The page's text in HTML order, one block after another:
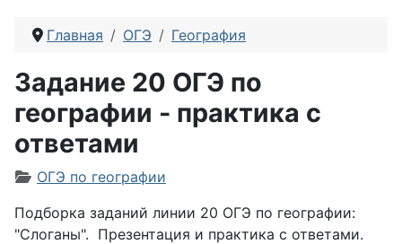
Главная ОГЭ География
Задание 20 ОГЭ по
географии - практика с
ответами
Информация о материале
ОГЭ по географии
Подборка заданий линии 20 ОГЭ по географии:
"Слоганы". Презентация и практика с ответами.